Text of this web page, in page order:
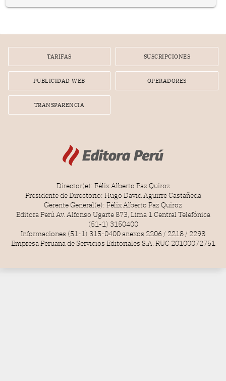
por la frustrada realización de un meet and greet con
TARIFAS SUSCRIPCIONES
PUBLICIDAD WEB OPERADORES
TRANSPARENCIA
Director(e): Félix Alberto Paz Quiroz
Presidente de Directorio: Hugo David Aguirre Castañeda
Gerente General(e): Félix Alberto Paz Quiroz
Editora Perú Av. Alfonso Ugarte 873, Lima 1 Central Telefónica
(51-1) 3150400
Informaciones (51-1) 315-0400 anexos 2206 / 2218 / 2298
Empresa Peruana de Servicios Editoriales S.A. RUC 20100072751